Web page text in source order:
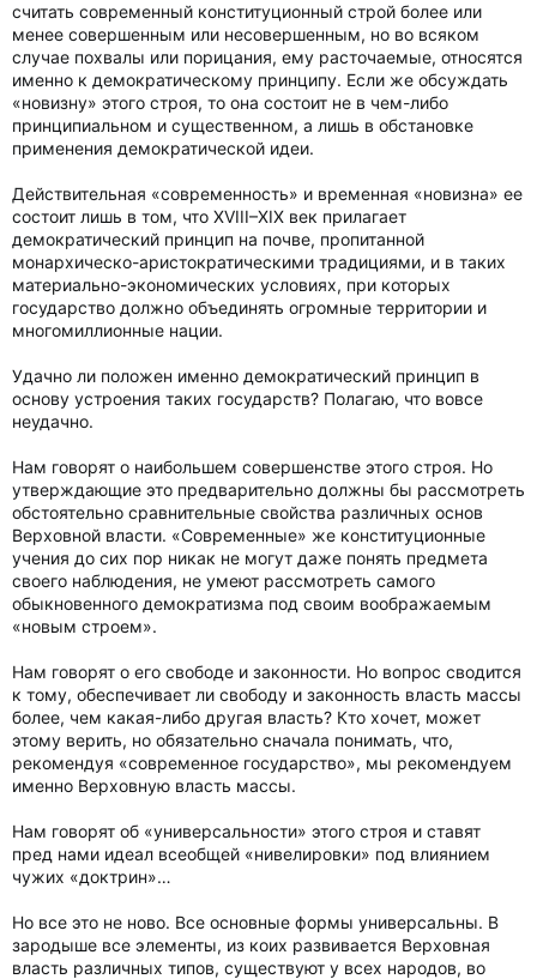
считать современный конституционный строй более или
менее совершенным или несовершенным, но во всяком
случае похвалы или порицания, ему расточаемые, относятся
именно к демократическому принципу. Если же обсуждать
«новизну» этого строя, то она состоит не в чем-либо
принципиальном и существенном, а лишь в обстановке
применения демократической идеи.
Действительная «современность» и временная «новизна» ее
состоит лишь в том, что XVIII–XIX век прилагает
демократический принцип на почве, пропитанной
монархическо-аристократическими традициями, и в таких
материально-экономических условиях, при которых
государство должно объединять огромные территории и
многомиллионные нации.
Удачно ли положен именно демократический принцип в
основу устроения таких государств? Полагаю, что вовсе
неудачно.
Нам говорят о наибольшем совершенстве этого строя. Но
утверждающие это предварительно должны бы рассмотреть
обстоятельно сравнительные свойства различных основ
Верховной власти. «Современные» же конституционные
учения до сих пор никак не могут даже понять предмета
своего наблюдения, не умеют рассмотреть самого
обыкновенного демократизма под своим воображаемым
«новым строем».
Нам говорят о его свободе и законности. Но вопрос сводится
к тому, обеспечивает ли свободу и законность власть массы
более, чем какая-либо другая власть? Кто хочет, может
этому верить, но обязательно сначала понимать, что,
рекомендуя «современное государство», мы рекомендуем
именно Верховную власть массы.
Нам говорят об «универсальности» этого строя и ставят
пред нами идеал всеобщей «нивелировки» под влиянием
чужих «доктрин»…
Но все это не ново. Все основные формы универсальны. В
зародыше все элементы, из коих развивается Верховная
власть различных типов, существуют у всех народов, во